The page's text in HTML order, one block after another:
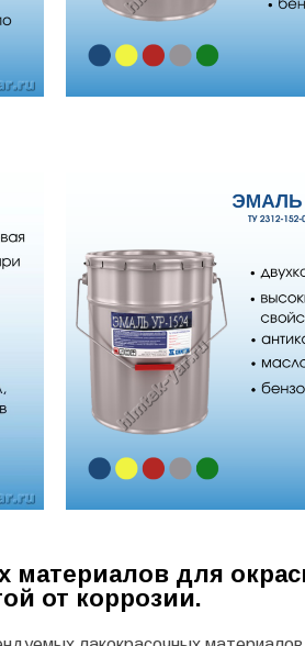
материалов для
от коррозии.